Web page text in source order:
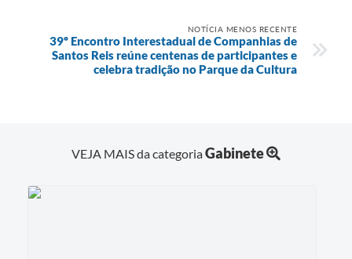
NOTÍCIA MENOS RECENTE
39º Encontro Interestadual de Companhias de
Santos Reis reúne centenas de participantes e
celebra tradição no Parque da Cultura
VEJA MAIS da categoriaGabinete